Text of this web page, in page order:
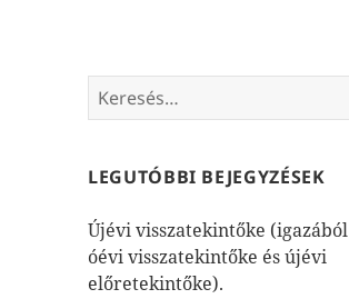
Keresés:
LEGUTÓBBI BEJEGYZÉSEK
Újévi visszatekintőke (igazából
óévi visszatekintőke és újévi
előretekintőke).